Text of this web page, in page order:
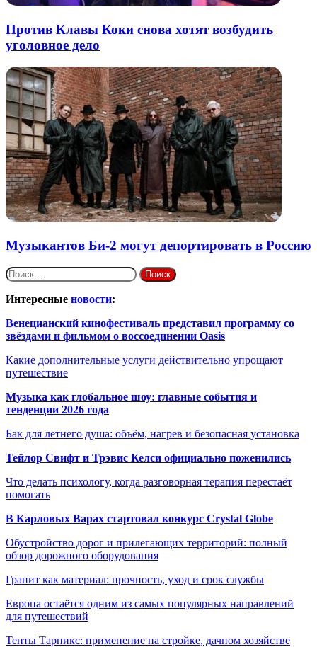
Против Клавы Коки снова хотят возбудить
уголовное дело
Музыкантов Би-2 могут депортировать в Россию
Найти:
Интересные новости:
Венецианский кинофестиваль представил программу со
звёздами и фильмом о воссоединении Oasis
Какие дополнительные услуги действительно упрощают
путешествие
Музыка как глобальное шоу: главные события и
тенденции 2026 года
Бак для летнего душа: объём, нагрев и безопасная установка
Тейлор Свифт и Трэвис Келси официально поженились
Что делать психологу, когда разговорная терапия перестаёт
помогать
В Карловых Варах стартовал конкурс Crystal Globe
Обустройство дорог и прилегающих территорий: полный
обзор дорожного оборудования
Гранит как материал: прочность, уход и срок службы
Европа остаётся одним из самых популярных направлений
для путешествий
Тенты Тарпикс: применение на стройке, дачном хозяйстве